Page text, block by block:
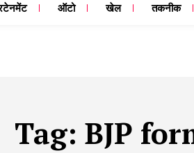
ऑटो खेल तकनीक
Tag: BJP